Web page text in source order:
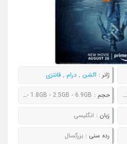
ژانر : اکشن , درام , فانتزی
حجم : 669MB - 949MB - 1.8GB - 2.5GB - 6.9GB
زبان : انگلیسی
رده سنی : بزرگسال